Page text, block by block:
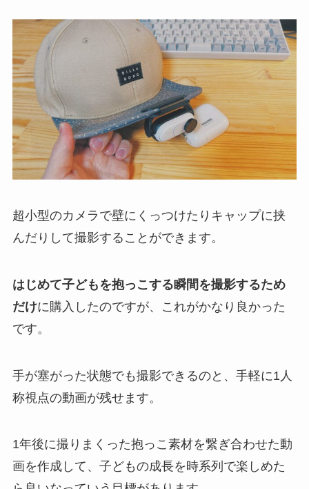
超小型のカメラで壁にくっつけたりキャップに挟
んだりして撮影することができます。
はじめて子どもを抱っこする瞬間を撮影するため
だけに購入したのですが、これがかなり良かった
です。
手が塞がった状態でも撮影できるのと、手軽に1人
称視点の動画が残せます。
1年後に撮りまくった抱っこ素材を繋ぎ合わせた動
画を作成して、子どもの成長を時系列で楽しめた